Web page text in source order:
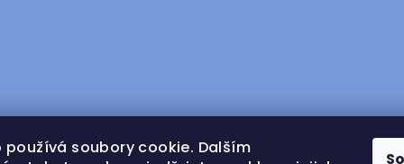
používá soubory cookie. Dalším